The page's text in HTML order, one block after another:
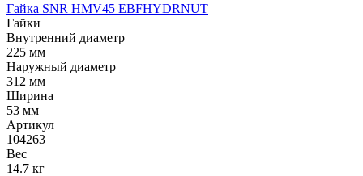
Гайка SNR HMV45 EBFHYDRNUT
Гайки
Внутренний диаметр
225 мм
Наружный диаметр
312 мм
Ширина
53 мм
Артикул
104263
Вес
14.7 кг